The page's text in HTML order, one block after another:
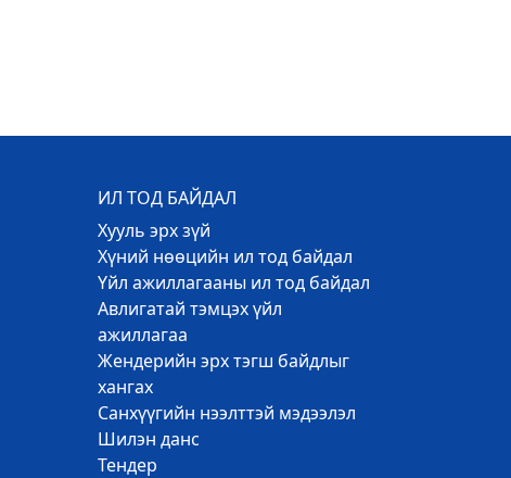
ИЛ ТОД БАЙДАЛ
Хууль эрх зүй
Хүний нөөцийн ил тод байдал
Үйл ажиллагааны ил тод байдал
Авлигатай тэмцэх үйл
ажиллагаа
Жендерийн эрх тэгш байдлыг
хангах
Санхүүгийн нээлттэй мэдээлэл
Шилэн данс
Тендер